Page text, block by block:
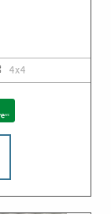
4x4